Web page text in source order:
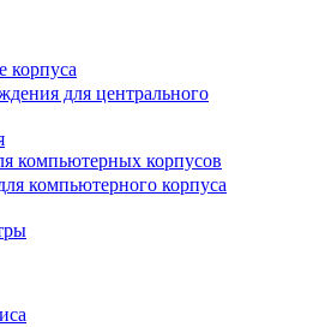
корпуса
для центрального
компьютерных корпусов
компьютерного корпуса